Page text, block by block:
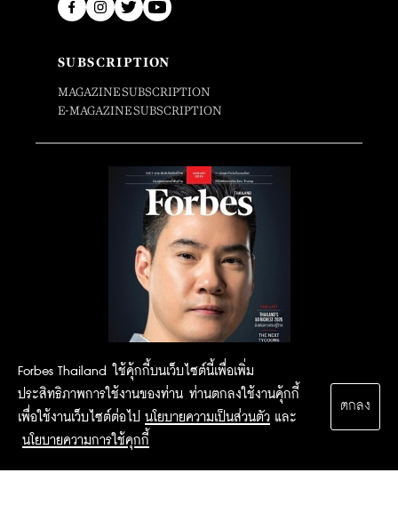
Forbes Thailand ใช้คุ้กกี้บนเว็บไซต์นี้เพื่อเพิ่ม
ประสิทธิภาพการใช้งานของท่าน ท่านตกลงใช้งานคุ้กกี้
เพื่อใช้งานเว็บไซต์ต่อไป นโยบายความเป็นส่วนตัว และ
นโยบายความการใช้คุกกี้
ตกลง
SUBSCRIPTION
MAGAZINE SUBSCRIPTION
E-MAGAZINE SUBSCRIPTION
2015 Forbesthailand.com ALL RIGHTS RESERVED